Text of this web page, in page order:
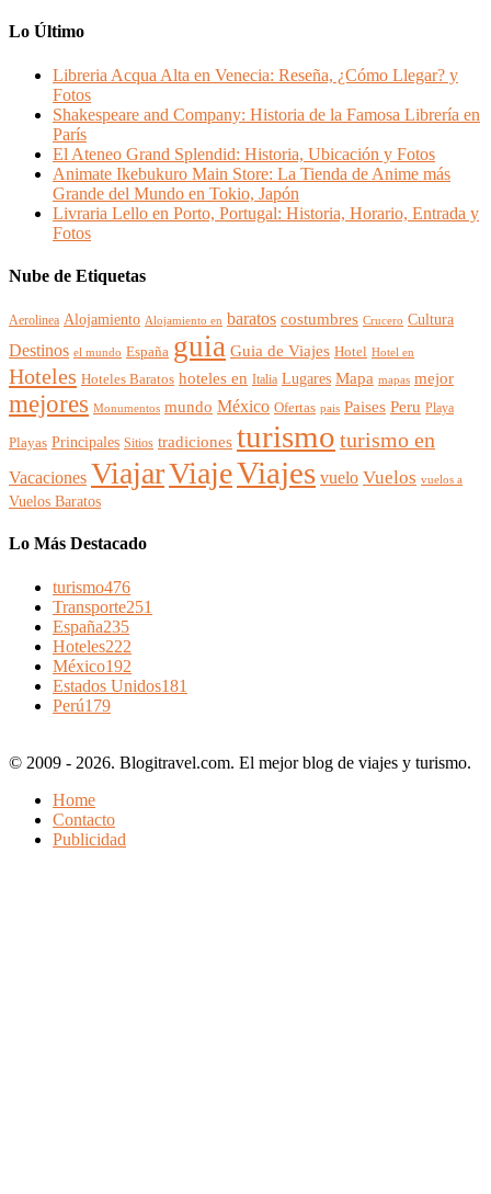
Lo Último
Libreria Acqua Alta en Venecia: Reseña, ¿Cómo Llegar? y
Fotos
Shakespeare and Company: Historia de la Famosa Librería en
París
El Ateneo Grand Splendid: Historia, Ubicación y Fotos
Animate Ikebukuro Main Store: La Tienda de Anime más
Grande del Mundo en Tokio, Japón
Livraria Lello en Porto, Portugal: Historia, Horario, Entrada y
Fotos
Nube de Etiquetas
Aerolinea Alojamiento Alojamiento en baratos costumbres Crucero Cultura
Destinos el mundo España guia Guia de Viajes Hotel Hotel en
Hoteles Hoteles Baratos hoteles en Italia Lugares Mapa mapas mejor
mejores Monumentos mundo México Ofertas pais Paises Peru Playa
Playas Principales Sitios tradiciones turismo turismo en
Vacaciones ViajarViajeViajes vuelo Vuelos vuelos a
Vuelos Baratos
Lo Más Destacado
turismo476
Transporte251
España235
Hoteles222
México192
Estados Unidos181
Perú179
© 2009 - 2026. Blogitravel.com. El mejor blog de viajes y turismo.
Home
Contacto
Publicidad